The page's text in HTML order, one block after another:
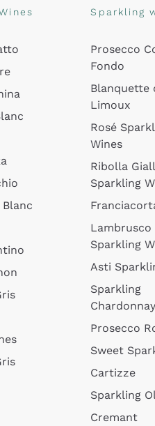
Blanc
Sparkling
Prosecco
Fondo
Blanquette
Limoux
Rosé
Wines
Ribolla
Sparkling
Lambrusco
Sparkling
Asti
Sparkling
Chardonnay
Prosecco
Sweet
Cartizze
Sparkling
Cremant